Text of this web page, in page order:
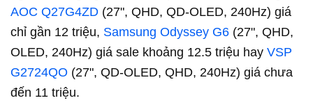
AOC Q27G4ZD (27", QHD, QD-OLED, 240Hz) giá
chỉ gần 12 triệu, Samsung Odyssey G6 (27", QHD,
OLED, 240Hz) giá sale khoảng 12.5 triệu hay VSP
G2724QO (27", QD-OLED, QHD, 240Hz) giá chưa
đến 11 triệu.